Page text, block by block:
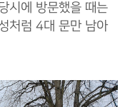
시에 방문했을 때는
처럼 4대 문만 남아